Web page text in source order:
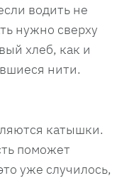
водить не
нужно сверху
хлеб, как и
нити.
катышки.
поможет
уже случилось,